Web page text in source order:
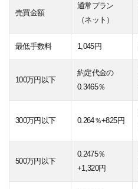
売買金額
通常プラン
（ネット）
最低手数料 1,045円
100万円以下
約定代金の
0.3465％
300万円以下 0.264％+825円
500万円以下
0.2475％
+1,320円